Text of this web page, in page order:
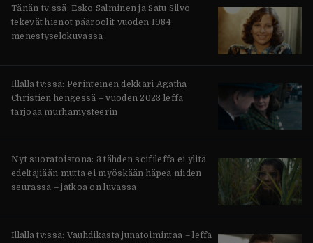
Tänän tv:ssä: Esko Salminen ja Satu Silvo
tekevät hienot pääroolit vuoden 1984
menestyselokuvassa
Illalla tv:ssä: Perinteinen dekkari Agatha
Christien hengessä – vuoden 2023 leffa
tarjoaa murhamysteerin
Nyt suoratoistona: 3 tähden scifileffa ei ylitä
edeltäjiään mutta ei myöskään häpeä niiden
seurassa – jatkoa on luvassa
Illalla tv:ssä: Vauhdikasta junatoimintaa – leffa